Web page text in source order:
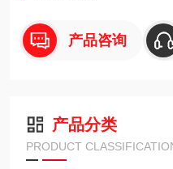
产品咨询
产品分类
PRODUCT